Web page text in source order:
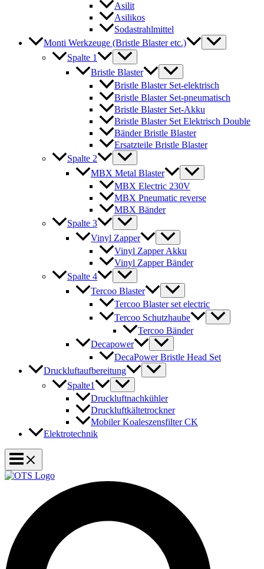
Asilit
Asilikos
Sodastrahlmittel
Monti Werkzeuge (Bristle Blaster etc.)
Spalte 1
Bristle Blaster
Bristle Blaster Set-elektrisch
Bristle Blaster Set-pneumatisch
Bristle Blaster Set-Akku
Bristle Blaster Set Elektrisch Double
Bänder Bristle Blaster
Ersatzteile Bristle Blaster
Spalte 2
MBX Metal Blaster
MBX Electric 230V
MBX Pneumatic reverse
MBX Bänder
Spalte 3
Vinyl Zapper
Vinyl Zapper Akku
Vinyl Zapper Bänder
Spalte 4
Tercoo Blaster
Tercoo Blaster set electric
Tercoo Schutzhaube
Tercoo Bänder
Decapower
DecaPower Bristle Head Set
Druckluftaufbereitung
Spalte1
Druckluftnachkühler
Druckluftkältetrockner
Mobiler Koaleszensfilter CK
Elektrotechnik